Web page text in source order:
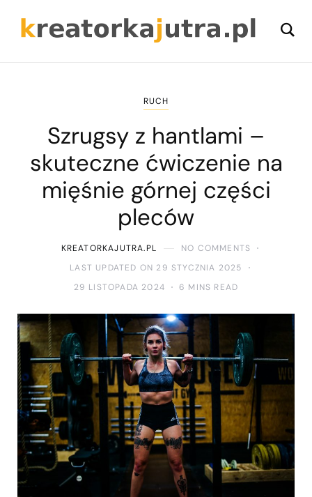
RUCH
Szrugsy z hantlami –
skuteczne ćwiczenie na
mięśnie górnej części
pleców
KREATORKAJUTRA.PL
NO COMMENTS
LAST UPDATED ON 29 STYCZNIA 2025
29 LISTOPADA 2024
6 MINS READ